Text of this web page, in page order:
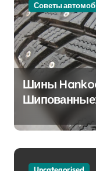
Советы
Шины
Партнёр на